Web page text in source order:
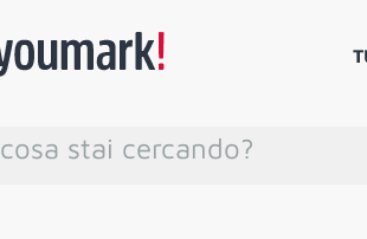
cosa stai cercando?